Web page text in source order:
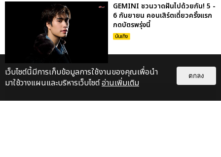
GEMINI ชวนวาดฝันไปด้วยกัน! 5 -
6 กันยายน คอนเสิร์ตเดี่ยวครั้งแรก
กดบัตรพรุ่งนี้
บันเทิง
เว็บไซต์นี้มีการเก็บข้อมูลการใช้งานของคุณเพื่อนำ
มาใช้วางแผนและบริหารเว็บไซต์อ่านเพิ่มเติม
ตกลง